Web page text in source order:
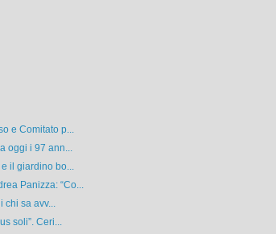
e Comitato p...
oggi i 97 ann...
il giardino bo...
Panizza: “Co...
chi sa avv...
soli”. Ceri...